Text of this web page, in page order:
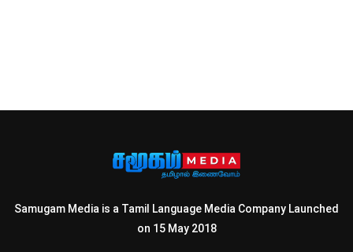
Samugam Media is a Tamil Language Media Company Launched
on 15 May 2018